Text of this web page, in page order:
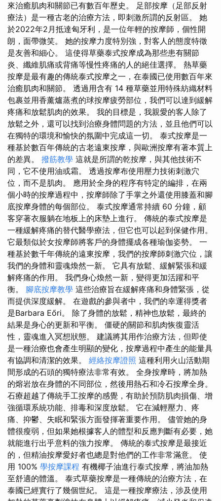
來治癒肌肉和關節已有數百年歷史。 足部按摩（足部反射
療法）是一種古老的治療方法，即刺激所謂的反射區。 她
於2022年2月抵達匈牙利，是一位年輕的按摩師，個性開
朗，面帶微笑。 她的按摩力度特別強，對客人的態度特徵
是友善和細心。 這使得草藥泰式按摩成為那些患有關節
炎、纖維肌痛或背痛等慢性疼痛的人的絕佳選擇。 熱草藥
按摩是最有趣的傳統泰式按摩之一，在泰國已使用數百年來
治癒肌肉和關節。 透過用含有 14 種草藥並用特殊紡織材料
包裹並用香薰爐蒸煮的球按摩疲勞部位，我們可以達到緩解
疼痛和放鬆肌肉的效果。 我的目標是，我親愛的客人除了
放鬆之外，還可以找到治療身體問題的方法，並且他們可以
在獨特的環境和愉快的氛圍中完成這一切。 泰式按摩是一
種基於數百年傳統的古老遠東按摩，與歐洲按摩有著本質上
的差異。 撥筋教學 這就是所謂的乾按摩，與其他技術不
同，它不使用油或霜。 透過按摩布使用壓力技術刺激穴
位，而不是肌肉。 應用於全身的程序有特定的編排，在兩
個小時的按摩過程中，按摩師除了手掌之外還使用膝蓋和腳
底按摩身體的每個部位。 泰式按摩通常持續 60 分鐘，顧
客穿著衣服躺在地板上的床墊上進行。 傳統的泰式按摩是
一種緩解疼痛的替代醫學療法，但它也可以起到保健作用。
它最類似於女按摩師將客戶的身體擺成各種瑜伽姿勢。 一
種基於數千年傳統的遠東按摩，我們的按摩師刺激穴位，讓
我們的身體和靈魂煥然一新。 它具有放鬆、緩解緊張和緩
解疼痛的作用。 我們身心煥然一新，變得更加活躍和平
衡。 腳底按摩教學 這些治療旨在緩解疼痛和身體緊張，從
而提供深度緩解。 在遊戲的參與者中，我們的幸運得獎者
是Barbara Eőri。 除了身體的放鬆，精神也放鬆，最終的
結果是身心的更新和平衡。 僵硬的關節和肌肉恢復靈活
性，靈魂進入冥想狀態。 建議將其用作治療方法，但即使
是一種治療也會產生明顯的變化，按摩過程中產生的能量具
有協調和清潔的效果。 經絡按摩證照 這種利用火山活動期
間形成的石頭的獨特療法非常有效。 全身按摩時，將加熱
的熔岩放在身體的不同部位，然後用熱石和冷石按摩全身。
石療超越了傳統手工按摩的感覺，有助於預防肌肉損傷、增
強循環系統功能、排毒和深度放鬆。 它在減輕壓力、疼
痛、抑鬱、失眠和緊張方面發揮著重要作用。 儘管她的身
體很瘦弱，但如果她根據客人的體型和反應判斷有必要，她
就能進行出乎意料的強力按摩。 傳統的泰式按摩是最接近
的，但精油按摩愛好者也總是對他們的工作非常滿意。 使
用 100% 學按摩課程 有機椰子油進行泰式按摩，將油加熱
至舒適的體溫。 泰式草藥按摩是一種傳統的治療方法，在
泰國已經實行了幾個世紀。 這是一種按摩療法，涉及使用